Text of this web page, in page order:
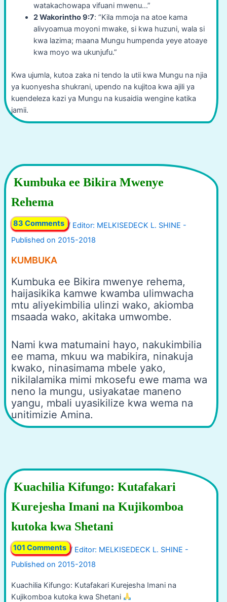
watakachowapa vifuani mwenu…”
2 Wakorintho 9:7: “Kila mmoja na atoe kama
alivyoamua moyoni mwake, si kwa huzuni, wala si
kwa lazima; maana Mungu humpenda yeye atoaye
kwa moyo wa ukunjufu.”
Kwa ujumla, kutoa zaka ni tendo la utii kwa Mungu na njia
ya kuonyesha shukrani, upendo na kujitoa kwa ajili ya
kuendeleza kazi ya Mungu na kusaidia wengine katika
jamii.
Kumbuka ee Bikira Mwenye
Rehema
83 Comments /
KUMBUKA
Kumbuka ee Bikira mwenye rehema,
haijasikika kamwe kwamba ulimwacha
mtu aliyekimbilia ulinzi wako, akiomba
msaada wako, akitaka umwombe.
Nami kwa matumaini hayo, nakukimbilia
ee mama, mkuu wa mabikira, ninakuja
kwako, ninasimama mbele yako,
nikilalamika mimi mkosefu ewe mama wa
neno la mungu, usiyakatae maneno
yangu, mbali uyasikilize kwa wema na
unitimizie Amina.
Kuachilia Kifungo: Kutafakari
Kurejesha Imani na Kujikomboa
kutoka kwa Shetani
101 Comments /
Kuachilia Kifungo: Kutafakari Kurejesha Imani na
Kujikomboa kutoka kwa Shetani